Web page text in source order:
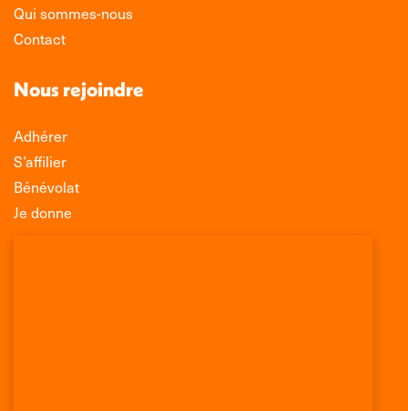
Qui sommes-nous
Contact
Nous rejoindre
Adhérer
S’affilier
Bénévolat
Je donne